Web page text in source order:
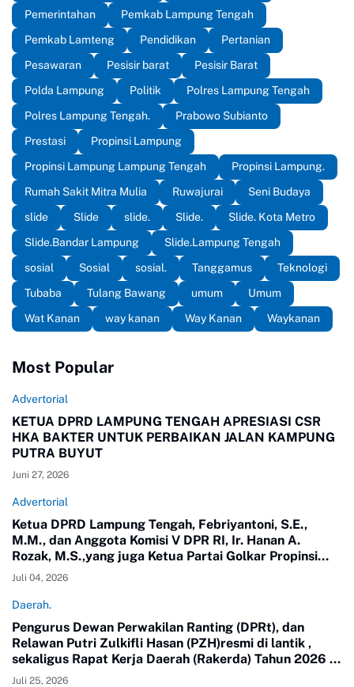
Pemerintahan
Pemkab Lampung Tengah
Pemkab Lamteng
Pendidikan
Pertanian
Pesawaran
Pesisir barat
Pesisir Barat
Polda Lampung
Politik
Polres Lampung Tengah
Polres Lampung Tengah.
Prabowo Subianto
Prestasi
Propinsi Lampung
Propinsi Lampung Lampung Tengah
Propinsi Lampung.
Rumah Sakit Mitra Mulia
Ruwajurai
Seni Budaya
slide
Slide slide. Slide.
Slide. Kota Metro
Slide.Bandar Lampung
Slide.Lampung Tengah
sosial
Sosial sosial. Tanggamus
Teknologi
Tubaba
Tulang Bawang umum
Umum
Wat Kanan
way kanan Way Kanan Waykanan
Most Popular
Advertorial
KETUA DPRD LAMPUNG TENGAH APRESIASI CSR
HKA BAKTER UNTUK PERBAIKAN JALAN KAMPUNG
PUTRA BUYUT
Juni 27, 2026
Advertorial
Ketua DPRD Lampung Tengah, Febriyantoni, S.E.,
M.M., dan Anggota Komisi V DPR RI, Ir. Hanan A.
Rozak, M.S.,yang juga Ketua Partai Golkar Propinsi
Lampung meninjau langsung jalan di Kampung Putra
Buyut, Kecamatan Gunung Sugih.
Juli 04, 2026
Daerah.
Pengurus Dewan Perwakilan Ranting (DPRt), dan
Relawan Putri Zulkifli Hasan (PZH)resmi di lantik ,
sekaligus Rapat Kerja Daerah (Rakerda) Tahun 2026 di
Gedung Sesat Kota Pemerintah Kota Metro
Juli 25, 2026